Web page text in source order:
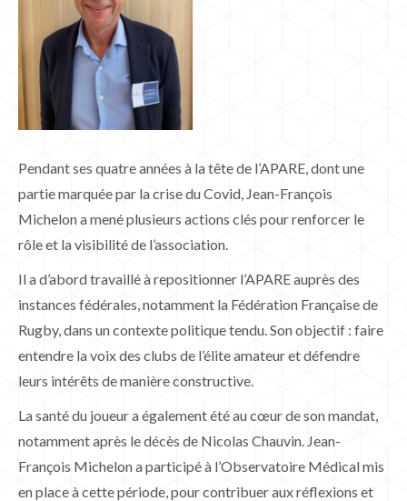
Pendant ses quatre années à la tête de l’APARE, dont une
partie marquée par la crise du Covid, Jean-François
Michelon a mené plusieurs actions clés pour renforcer le
rôle et la visibilité de l’association.
Il a d’abord travaillé à repositionner l’APARE auprès des
instances fédérales, notamment la Fédération Française de
Rugby, dans un contexte politique tendu. Son objectif : faire
entendre la voix des clubs de l’élite amateur et défendre
leurs intérêts de manière constructive.
La santé du joueur a également été au cœur de son mandat,
notamment après le décès de Nicolas Chauvin. Jean-
François Michelon a participé à l’Observatoire Médical mis
en place à cette période, pour contribuer aux réflexions et